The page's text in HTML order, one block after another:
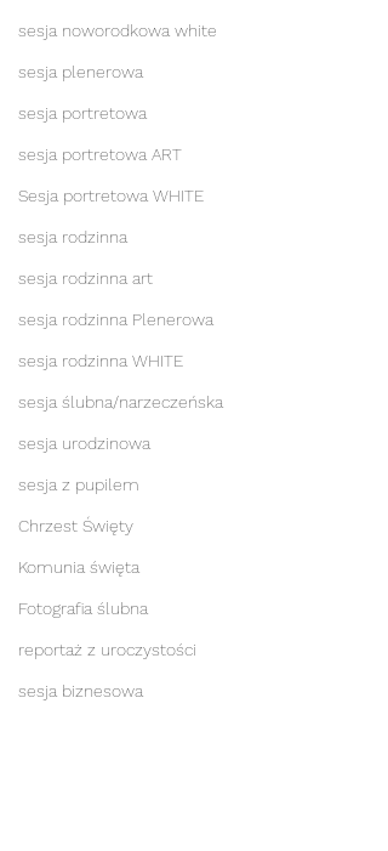
sesja noworodkowa white
sesja plenerowa
sesja portretowa
sesja portretowa ART
Sesja portretowa WHITE
sesja rodzinna
sesja rodzinna art
sesja rodzinna Plenerowa
sesja rodzinna WHITE
sesja ślubna/narzeczeńska
sesja urodzinowa
sesja z pupilem
Chrzest Święty
Komunia święta
Fotografia ślubna
reportaż z uroczystości
sesja biznesowa